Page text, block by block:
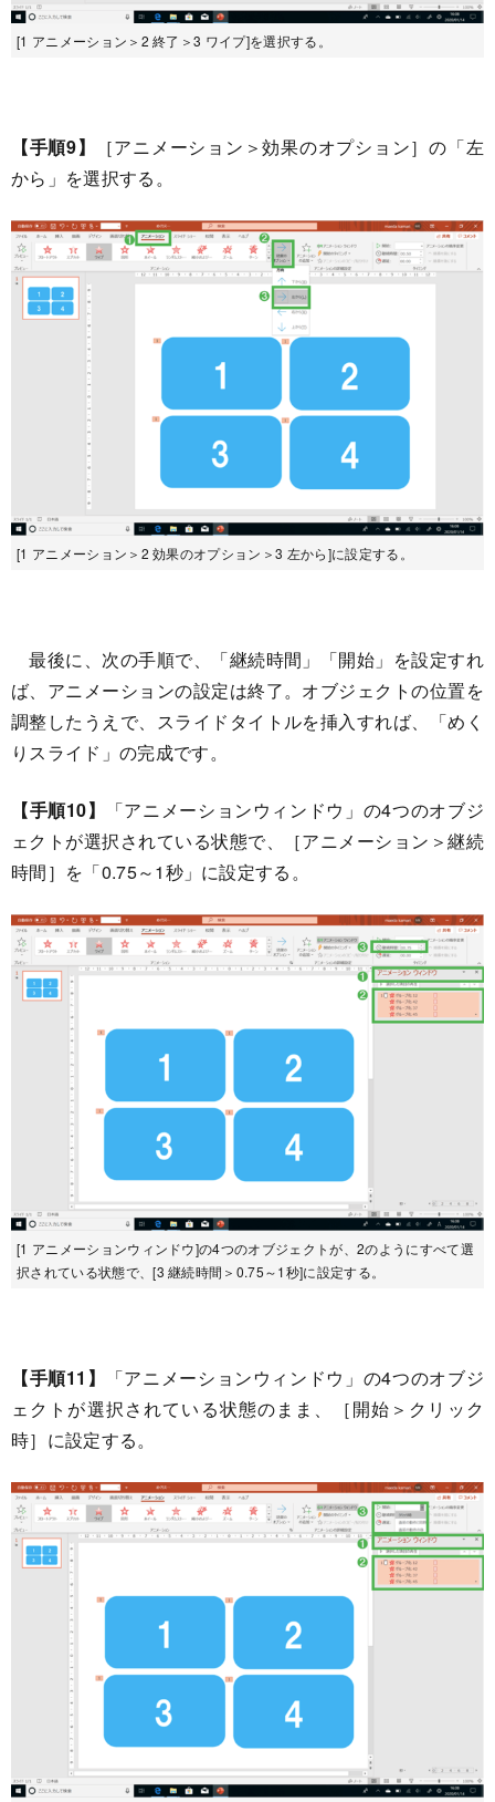
[1 アニメーション＞2 終了＞3 ワイプ]を選択する。
【手順9】
［アニメーション＞効果のオプション］の「左
から」を選択する。
[1 アニメーション＞2 効果のオプション＞3 左から]に設定する。
最後に、次の手順で、「継続時間」「開始」を設定すれ
ば、アニメーションの設定は終了。オブジェクトの位置を
調整したうえで、スライドタイトルを挿入すれば、「めく
りスライド」の完成です。
【手順10】
「アニメーションウィンドウ」の4つのオブジ
ェクトが選択されている状態で、［アニメーション＞継続
時間］を「0.75～1秒」に設定する。
[1 アニメーションウィンドウ]の4つのオブジェクトが、2のようにすべて選
択されている状態で、[3 継続時間＞0.75～1秒]に設定する。
【手順11】
「アニメーションウィンドウ」の4つのオブジ
ェクトが選択されている状態のまま、［開始＞クリック
時］に設定する。